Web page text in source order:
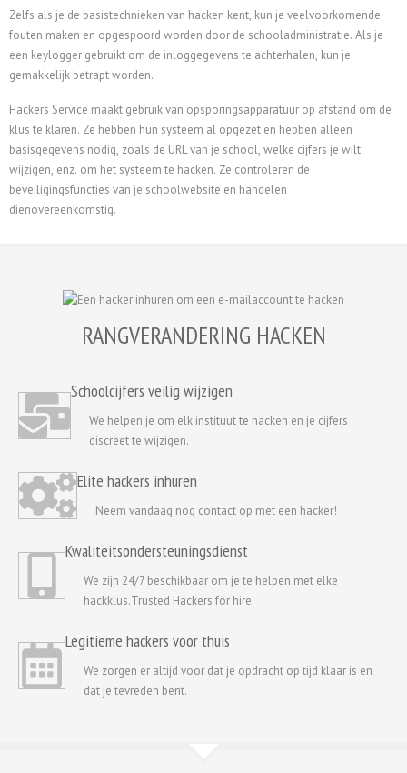
Zelfs als je de basistechnieken van hacken kent, kun je veelvoorkomende
fouten maken en opgespoord worden door de schooladministratie. Als je
een keylogger gebruikt om de inloggegevens te achterhalen, kun je
gemakkelijk betrapt worden.
Hackers Service maakt gebruik van opsporingsapparatuur op afstand om de
klus te klaren. Ze hebben hun systeem al opgezet en hebben alleen
basisgegevens nodig, zoals de URL van je school, welke cijfers je wilt
wijzigen, enz. om het systeem te hacken. Ze controleren de
beveiligingsfuncties van je schoolwebsite en handelen
dienovereenkomstig.
RANGVERANDERING HACKEN
Schoolcijfers veilig wijzigen
We helpen je om elk instituut te hacken en je cijfers
discreet te wijzigen.
Elite hackers inhuren
Neem vandaag nog contact op met een hacker!
Kwaliteitsondersteuningsdienst
We zijn 24/7 beschikbaar om je te helpen met elke
hackklus.Trusted Hackers for hire.
Legitieme hackers voor thuis
We zorgen er altijd voor dat je opdracht op tijd klaar is en
dat je tevreden bent.